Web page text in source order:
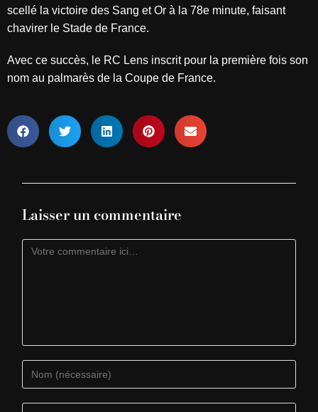
scellé la victoire des Sang et Or à la 78e minute, faisant
chavirer le Stade de France.
Avec ce succès, le RC Lens inscrit pour la première fois son
nom au palmarès de la Coupe de France.
Laisser un commentaire